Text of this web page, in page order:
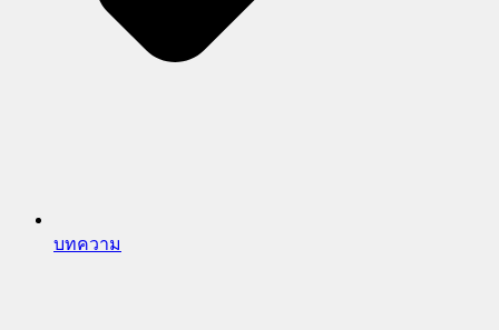
บทความ